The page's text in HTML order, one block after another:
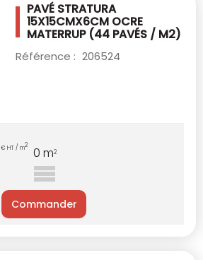
PAVÉ STRATURA
15X15CMX6CM OCRE
MATERRUP (44 PAVÉS / M2)
Référence : 206524
€ HT / m2 0 m2
Commander